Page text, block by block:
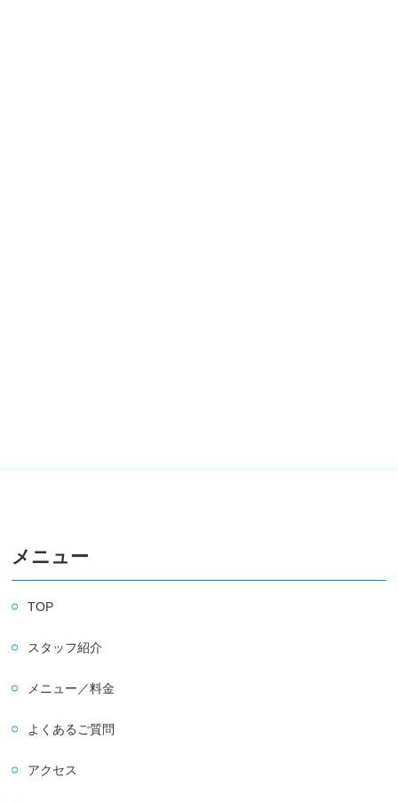
メニュー
TOP
スタッフ紹介
メニュー／料金
よくあるご質問
アクセス